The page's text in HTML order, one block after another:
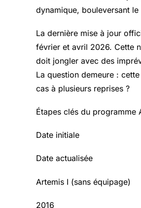
dynamique, bouleversant
La dernière mise à jour
février et avril 2026. Cette
doit jongler avec des
La question demeure :
cas à plusieurs reprises ?
Étapes clés du programme
Date initiale
Date actualisée
Artemis I (sans équipage)
2016